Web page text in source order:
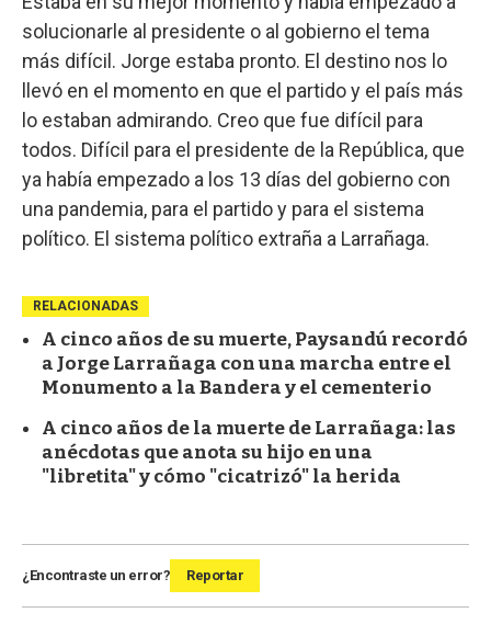
solucionarle al presidente o al gobierno el tema
más difícil. Jorge estaba pronto. El destino nos lo
llevó en el momento en que el partido y el país más
lo estaban admirando. Creo que fue difícil para
todos. Difícil para el presidente de la República, que
ya había empezado a los 13 días del gobierno con
una pandemia, para el partido y para el sistema
político. El sistema político extraña a Larrañaga.
RELACIONADAS
A cinco años de su muerte, Paysandú recordó
a Jorge Larrañaga con una marcha entre el
Monumento a la Bandera y el cementerio
A cinco años de la muerte de Larrañaga: las
anécdotas que anota su hijo en una
"libretita" y cómo "cicatrizó" la herida
¿Encontraste un error? Reportar